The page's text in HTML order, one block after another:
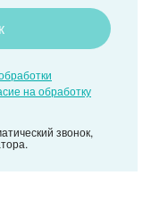
на обработку
звонок,